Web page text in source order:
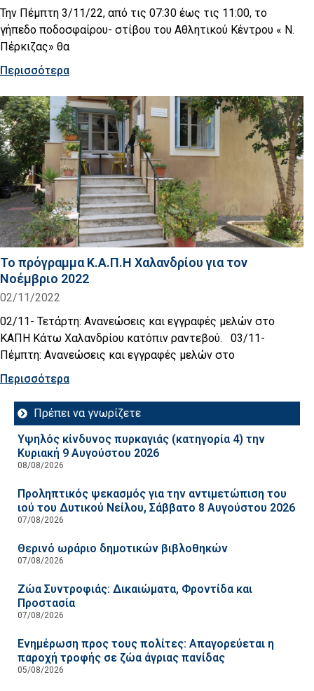
Την Πέμπτη 3/11/22, από τις 07:30 έως τις 11:00, τo
γήπεδο ποδοσφαίρου- στίβου του Αθλητικού Κέντρου « Ν.
Πέρκιζας» θα
Περισσότερα
Το πρόγραμμα Κ.Α.Π.Η Χαλανδρίου για τον
Νοέμβριο 2022
02/11/2022
02/11- Τετάρτη: Ανανεώσεις και εγγραφές μελών στο
ΚΑΠΗ Κάτω Χαλανδρίου κατόπιν ραντεβού. 03/11-
Πέμπτη: Ανανεώσεις και εγγραφές μελών στο
Περισσότερα
Πρέπει να γνωρίζετε
Υψηλός κίνδυνος πυρκαγιάς (κατηγορία 4) την
Κυριακή 9 Αυγούστου 2026
08/08/2026
Προληπτικός ψεκασμός για την αντιμετώπιση του
ιού του Δυτικού Νείλου, Σάββατο 8 Αυγούστου 2026
07/08/2026
Θερινό ωράριο δημοτικών βιβλοθηκών
07/08/2026
Ζώα Συντροφιάς: Δικαιώματα, Φροντίδα και
Προστασία
07/08/2026
Ενημέρωση προς τους πολίτες: Απαγορεύεται η
παροχή τροφής σε ζώα άγριας πανίδας
05/08/2026